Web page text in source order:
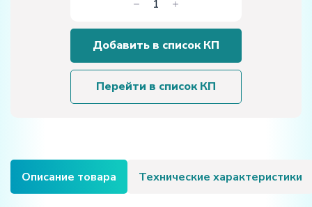
Количество
товара
Учебное
оборудование
для
роботизированной
Добавить в список КП
Перейти в список КП
Описание товара Технические характеристики